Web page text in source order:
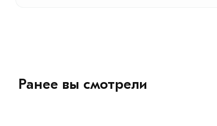
Ранее вы смотрели